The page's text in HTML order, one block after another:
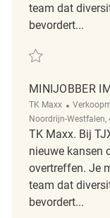
team dat
bevordert...
Redden
MINIJOBBER
TK Maxx Categorie
Noordrijn-Westfalen,
TK Maxx. Bij
nieuwe kansen
overtreffen. Je
team dat
bevordert...